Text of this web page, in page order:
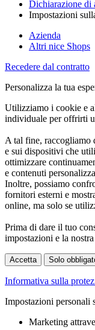
Dichiarazione di
Impostazioni
Azienda
Altri nice Shops
Recedere dal contratto
Personalizza la tua
Utilizziamo i cookie e
individuale per offrirti
A tal fine, raccogliamo
e sui dispositivi che
ottimizzare
e contenuti
Inoltre, possiamo
fornitori esterni e
online, ma solo se
Prima di dare il tuo
impostazioni e la nostra
Accetta Solo
Informativa sulla
Impostazioni personali
Marketing